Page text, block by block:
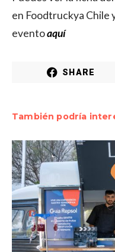
en Foodtruckya Chile
eventoaquí
SHARE
También podría